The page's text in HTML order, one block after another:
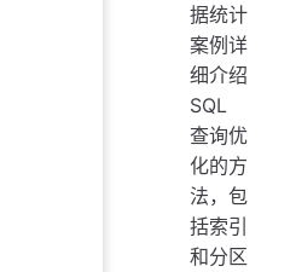
据统计
案例详
细介绍
SQL
查询优
化的方
法，包
括索引
和分区